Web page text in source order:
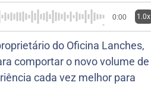
0:00 1.0x
do Oficina Lanches,
comportar o novo volume de
cada vez melhor para